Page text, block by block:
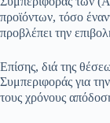
προϊόντων, τόσο
προβλέπει την
Επίσης, διά της
Συμπεριφοράς για
τους χρόνους